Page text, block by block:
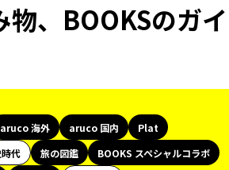
物、BOOKSのガ
aruco 海外 aruco 国内
Plat
代 旅の図鑑
BOOKS スペシャルコラボ